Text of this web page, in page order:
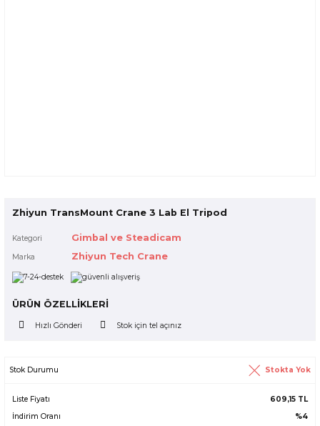
Zhiyun TransMount Crane 3 Lab El Tripod
Kategori Gimbal ve Steadicam
Marka Zhiyun Tech Crane
ÜRÜN ÖZELLİKLERİ
Hızlı Gönderi Stok için tel açınız
Stok Durumu Stokta Yok
Liste Fiyatı
609,15 TL
İndirim Oranı
%4